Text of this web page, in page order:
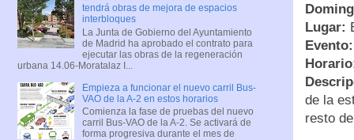
Lugar:
Evento:
de la
resto
tendrá obras de mejora de espacios
interbloques
La Junta de Gobierno del Ayuntamiento
de Madrid ha aprobado el contrato para
ejecutar las obras de la regeneración
urbana 14.06-Moratalaz I...
Empieza a funcionar el nuevo carril Bus-
VAO de la A-2 en estos horarios
Comienza la fase de pruebas del nuevo
carril Bus-VAO de la A-2. Se activará de
forma progresiva durante el mes de